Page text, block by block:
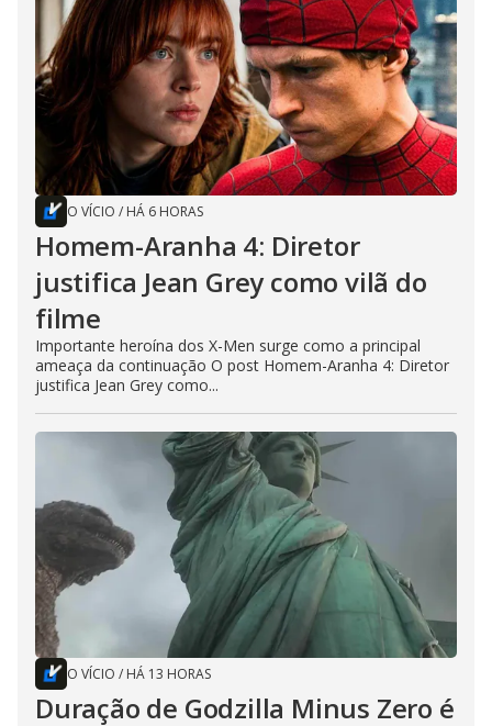
O VÍCIO / HÁ 6 HORAS
Homem-Aranha 4: Diretor
justifica Jean Grey como vilã do
filme
Importante heroína dos X-Men surge como a principal
ameaça da continuação O post Homem-Aranha 4: Diretor
justifica Jean Grey como...
O VÍCIO / HÁ 13 HORAS
Duração de Godzilla Minus Zero é